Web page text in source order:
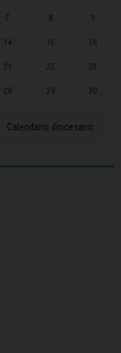
7 8 9
14 15 16
21 22 23
28 29 30
Calendario diocesano